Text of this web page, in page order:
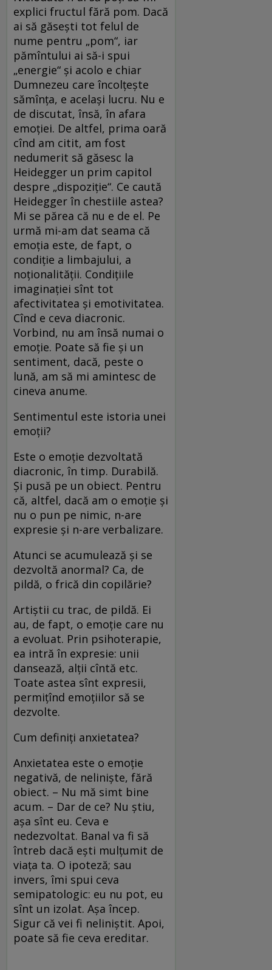
explici fructul fără pom. Dacă
ai să găsești tot felul de
nume pentru „pom“, iar
pămîntului ai să-i spui
„energie“ și acolo e chiar
Dumnezeu care încolțește
sămînța, e același lucru. Nu e
de discutat, însă, în afara
emoției. De altfel, prima oară
cînd am citit, am fost
nedumerit să găsesc la
Heidegger un prim capitol
despre „dispoziție“. Ce caută
Heidegger în chestiile astea?
Mi se părea că nu e de el. Pe
urmă mi-am dat seama că
emoția este, de fapt, o
condiție a limbajului, a
noționalității. Condițiile
imaginației sînt tot
afectivitatea și emotivitatea.
Cînd e ceva diacronic.
Vorbind, nu am însă numai o
emoție. Poate să fie și un
sentiment, dacă, peste o
lună, am să mi amintesc de
cineva anume.
Sentimentul este istoria unei
emoții?
Este o emoție dezvoltată
diacronic, în timp. Durabilă.
Și pusă pe un obiect. Pentru
că, altfel, dacă am o emoție și
nu o pun pe nimic, n-are
expresie și n-are verbalizare.
Atunci se acumulează și se
dezvoltă anormal? Ca, de
pildă, o frică din copilărie?
Artiștii cu trac, de pildă. Ei
au, de fapt, o emoție care nu
a evoluat. Prin psihoterapie,
ea intră în expresie: unii
dansează, alții cîntă etc.
Toate astea sînt expresii,
permițînd emoțiilor să se
dezvolte.
Cum definiți anxietatea?
Anxietatea este o emoție
negativă, de neliniște, fără
obiect. – Nu mă simt bine
acum. – Dar de ce? Nu știu,
așa sînt eu. Ceva e
nedezvoltat. Banal va fi să
întreb dacă ești mulțumit de
viața ta. O ipoteză; sau
invers, îmi spui ceva
semipatologic: eu nu pot, eu
sînt un izolat. Așa încep.
Sigur că vei fi neliniștit. Apoi,
poate să fie ceva ereditar.